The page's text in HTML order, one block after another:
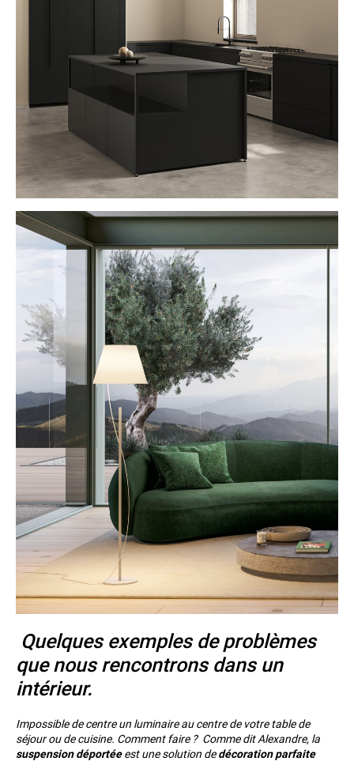
Quelques exemples de problèmes
que nous rencontrons dans un
intérieur.
Impossible de centre un luminaire au centre de votre table de
séjour ou de cuisine. Comment faire ? Comme dit Alexandre, la
suspension déportéeest une solution dedécoration parfaite